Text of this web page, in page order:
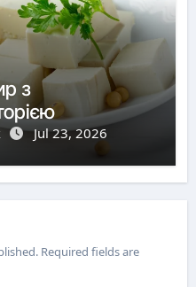
з
Jul 23, 2026
Required fields are